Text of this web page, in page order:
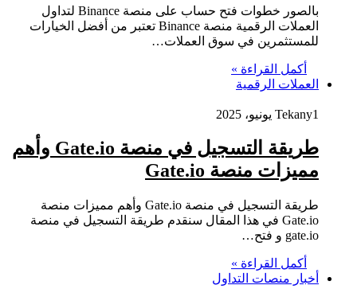
بالصور خطوات فتح حساب على منصة Binance لتداول
العملات الرقمية منصة Binance تعتبر من أفضل الخيارات
للمستثمرين في سوق العملات…
أكمل القراءة »
العملات الرقمية
Tekany1 يونيو، 2025
طريقة التسجيل في منصة Gate.io وأهم
مميزات منصة Gate.io
طريقة التسجيل في منصة Gate.io وأهم مميزات منصة
Gate.io في هذا المقال سنقدم طريقة التسجيل في منصة
gate.io و فتح…
أكمل القراءة »
أخبار منصات التداول